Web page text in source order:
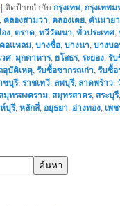
| ติดป้ายกำกับ กรุงเทพ,กรุงเทพ
, คลองสามวา, คลองเตย, คันนาย
ง,ตราด,ทวีวัฒนา,ทั่วประเทศ,
อแหลม,บางซื่อ,บางนา,บางบ
วศ,มุกดาหาร, ยโสธร,ระยอง,รั
อุบัติเหตุ,รับซื้อซากรถเก่า,รับซื้
ชบุรี,ราชเทวี, ลพบุรี, ลาดพร้าว,
สมุทรสงคราม, สมุทรสาคร, สระบุรี,
บุรี,หลักสี่, อยุธยา, อ่างทอง, เพ
ค้นหา